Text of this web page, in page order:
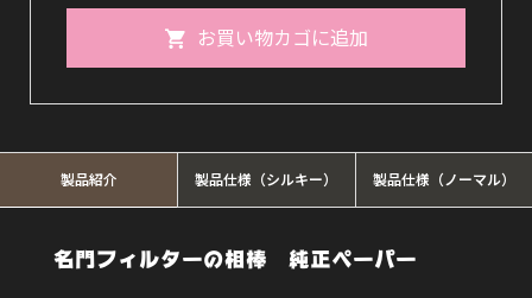
い
ペ
(シ
お買い物カゴに追加
製品紹介 製品仕様（シルキー） 製品仕様（ノーマル）
名門フィルターの相棒 純正ペーパー